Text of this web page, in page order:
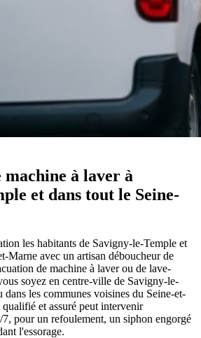
machine à laver à
et dans tout le Seine-
les habitants de Savigny-le-Temple et
Marne avec un artisan déboucheur de
de machine à laver ou de lave-
soyez en centre-ville de Savigny-le-
les communes voisines du Seine-et-
et assuré peut intervenir
pour un refoulement, un siphon engorgé
l'essorage.